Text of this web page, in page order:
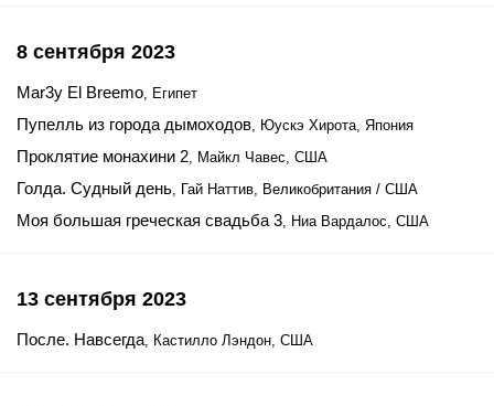
8 сентября 2023
Mar3y El Breemo, Египет
Пупелль из города дымоходов, Юускэ Хирота, Япония
Проклятие монахини 2, Майкл Чавес, США
Голда. Судный день, Гай Наттив, Великобритания / США
Моя большая греческая свадьба 3, Ниа Вардалос, США
13 сентября 2023
После. Навсегда, Кастилло Лэндон, США